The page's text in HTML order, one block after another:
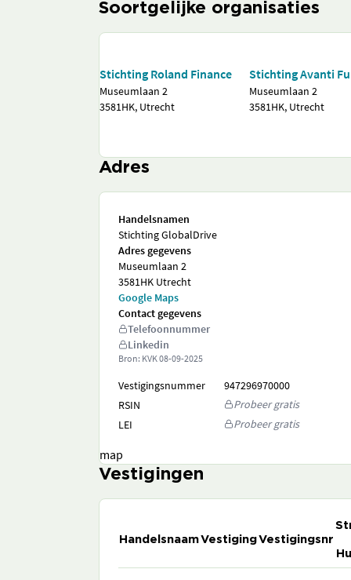
Soortgelijke organisaties
Stichting Roland Finance
Museumlaan 2
3581HK, Utrecht
Stichting Avanti
Museumlaan 2
3581HK, Utrecht
Adres
Handelsnamen
Stichting GlobalDrive
Adres gegevens
Museumlaan 2
3581HK Utrecht
Google Maps
Contact gegevens
Telefoonnummer
Linkedin
Bron: KVK08-09-2025
Vestigingsnummer
947296970000
RSIN
Probeer gratis
LEI
Probeer gratis
map
Vestigingen
HandelsnaamVestigingVestigingsnr